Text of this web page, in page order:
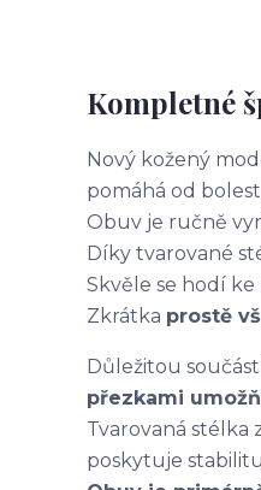
Kompletné
Nový kožený
pomáhá od
Obuv je ručně
Díky tvarované
Skvěle se hodí
Zkrátka prostě
Důležitou
přezkami
Tvarovaná
poskytuje